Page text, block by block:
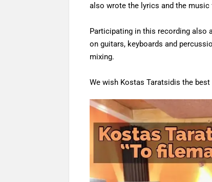
also wrote the lyrics and the
Participating in this recording also
on guitars, keyboards and
mixing.
We wish Kostas Taratsidis the